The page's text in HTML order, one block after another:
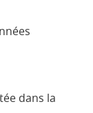
dans la